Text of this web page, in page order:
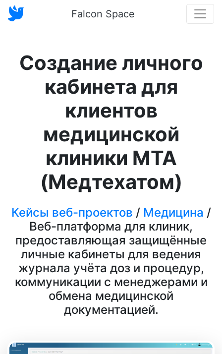
Falcon Space
Создание личного
кабинета для
клиентов
медицинской
клиники MTA
(Медтехатом)
Кейсы веб-проектов / Медицина /
Веб-платформа для клиник,
предоставляющая защищённые
личные кабинеты для ведения
журнала учёта доз и процедур,
коммуникации с менеджерами и
обмена медицинской
документацией.